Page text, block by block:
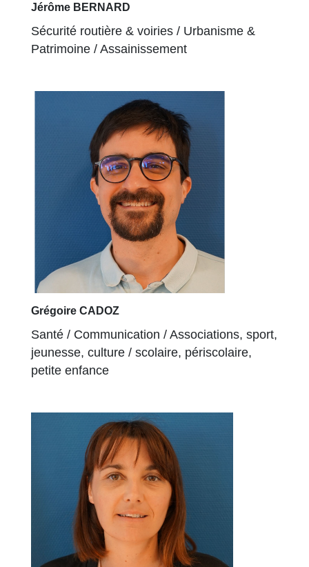
Jérôme BERNARD
Sécurité routière & voiries / Urbanisme &
Patrimoine / Assainissement
Grégoire CADOZ
Santé / Communication / Associations, sport,
jeunesse, culture / scolaire, périscolaire,
petite enfance